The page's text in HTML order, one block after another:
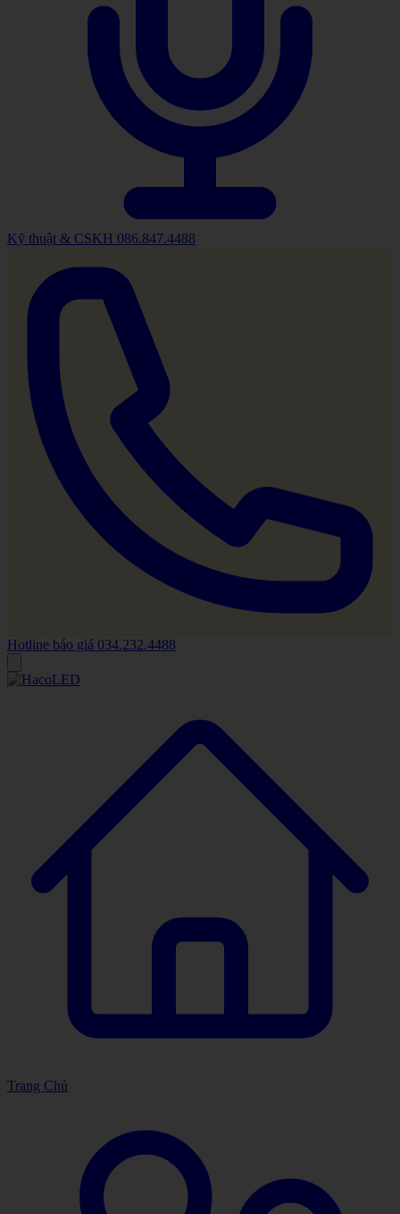
Kỹ thuật & CSKH 086.847.4488
Hotline báo giá 034.232.4488
Trang Chủ